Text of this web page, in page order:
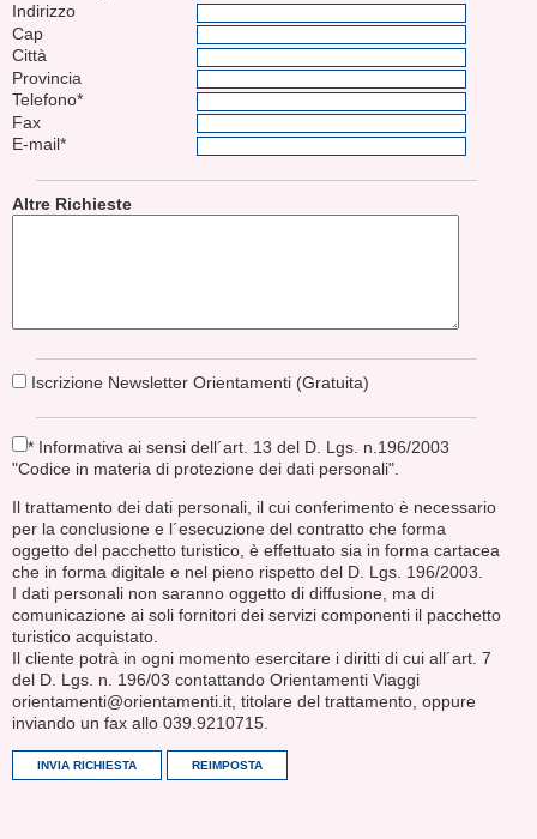
Indirizzo
Cap
Città
Provincia
Telefono*
Fax
E-mail*
Altre Richieste
Iscrizione Newsletter Orientamenti (Gratuita)
* Informativa ai sensi dell´art. 13 del D. Lgs. n.196/2003
"Codice in materia di protezione dei dati personali".
Il trattamento dei dati personali, il cui conferimento è necessario
per la conclusione e l´esecuzione del contratto che forma
oggetto del pacchetto turistico, è effettuato sia in forma cartacea
che in forma digitale e nel pieno rispetto del D. Lgs. 196/2003.
I dati personali non saranno oggetto di diffusione, ma di
comunicazione ai soli fornitori dei servizi componenti il pacchetto
turistico acquistato.
Il cliente potrà in ogni momento esercitare i diritti di cui all´art. 7
del D. Lgs. n. 196/03 contattando Orientamenti Viaggi
orientamenti@orientamenti.it, titolare del trattamento, oppure
inviando un fax allo 039.9210715.